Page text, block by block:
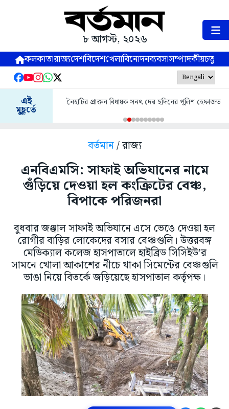
৮ আগস্ট, ২০২৬
কলকাতারাজ্যদেশবিদেশখেলাবিনোদনব্যবসাসম্পাদকীয়
এই
মুহূর্তে
নৈহাটির প্রাক্তন বিধায়ক সনৎ দের ছদিনের পুলিশ হেফাজত
বর্তমান/ রাজ্য
এনবিএমসি: সাফাই অভিযানের নামে
গুঁড়িয়ে দেওয়া হল কংক্রিটের বেঞ্চ,
বিপাকে পরিজনরা
বুধবার জঞ্জাল সাফাই অভিযানে এসে ভেঙে দেওয়া হল
রোগীর বাড়ির লোকেদের বসার বেঞ্চগুলি। উত্তরবঙ্গ
মেডিক্যাল কলেজ হাসপাতালে হাইব্রিড সিসিইউ’র
সামনে খোলা আকাশের নীচে থাকা সিমেন্টের বেঞ্চগুলি
ভাঙা নিয়ে বিতর্কে জড়িয়েছে হাসপাতাল কর্তৃপক্ষ।